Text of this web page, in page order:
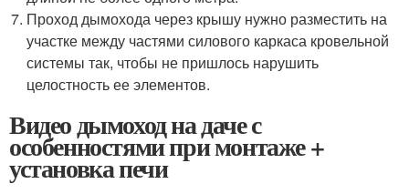
Проход дымохода через крышу нужно разместить на
участке между частями силового каркаса кровельной
системы так, чтобы не пришлось нарушить
целостность ее элементов.
Видео дымоход на даче с
особенностями при монтаже +
установка печи